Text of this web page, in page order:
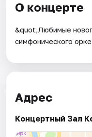
О концерте
&quot;Любимые
симфонического
Адрес
Концертный Зал